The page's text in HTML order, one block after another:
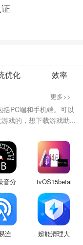
优化 效率
更多>>
PC端和手机端。可以
戏的，想下载游戏助...
音分
仪
tvOS15beta5
描述文件
连
超能清理大